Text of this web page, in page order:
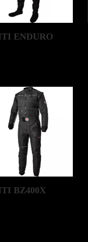
ENDURO
BZ400X